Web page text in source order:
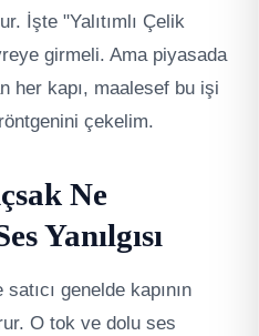
İşte "Yalıtımlı Çelik
girmeli. Ama piyasada
her kapı, maalesef bu işi
çekelim.
Ne
Yanılgısı
genelde kapının
O tok ve dolu ses